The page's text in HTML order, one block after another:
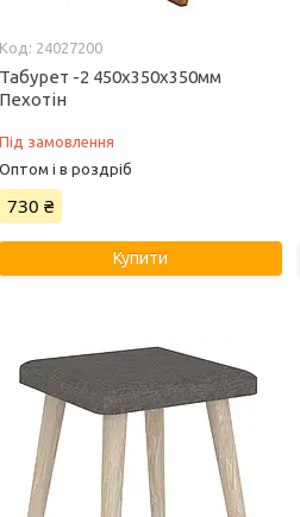
24027200
Табурет -2 450х350х350мм
Пехотін
Під замовлення
Оптом і в роздріб
730 ₴
Купити